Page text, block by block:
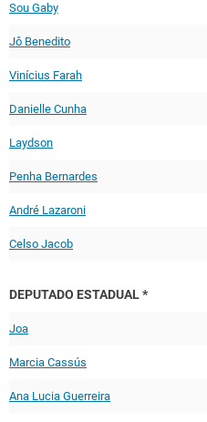
Sou Gaby
Jô Benedito
Vinícius Farah
Danielle Cunha
Laydson
Penha Bernardes
André Lazaroni
Celso Jacob
DEPUTADO ESTADUAL *
Joa
Marcia Cassús
Ana Lucia Guerreira